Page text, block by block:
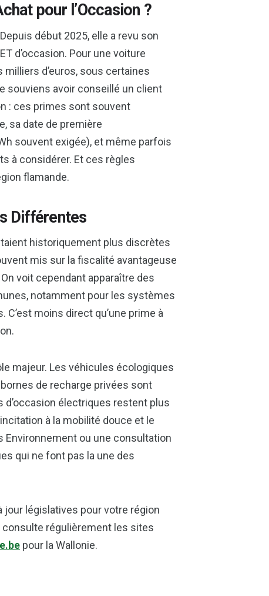
pour l’Occasion ?
début 2025, elle a revu son
d’occasion. Pour une voiture
d’euros, sous certaines
souviens avoir conseillé un client
: ces primes sont souvent
sa date de première
souvent exigée), et même parfois
à considérer. Et ces règles
flamande.
Différentes
historiquement plus discrètes
mis sur la fiscalité avantageuse
voit cependant apparaître des
notamment pour les systèmes
moins direct qu’une prime à
majeur. Les véhicules écologiques
de recharge privées sont
d’occasion électriques restent plus
à la mobilité douce et le
Environnement ou une consultation
qui ne font pas la une des
jour législatives pour votre région
régulièrement les sites
pour la Wallonie.